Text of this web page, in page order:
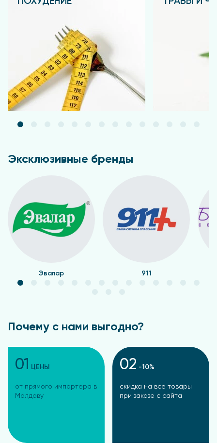
Эксклюзивные бренды
Эвалар 911
Почему с нами выгодно?
01 ЦЕНЫ
от прямого импортера в
Молдову
02 -10%
скидка на все товары
при заказе с сайта